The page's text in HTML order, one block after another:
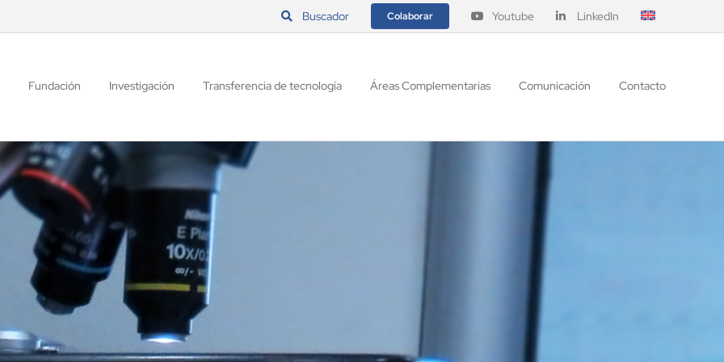
Buscador Colaborar Youtube LinkedIn
Fundación Investigación Transferencia de tecnología Áreas Complementarias Comunicación Contacto